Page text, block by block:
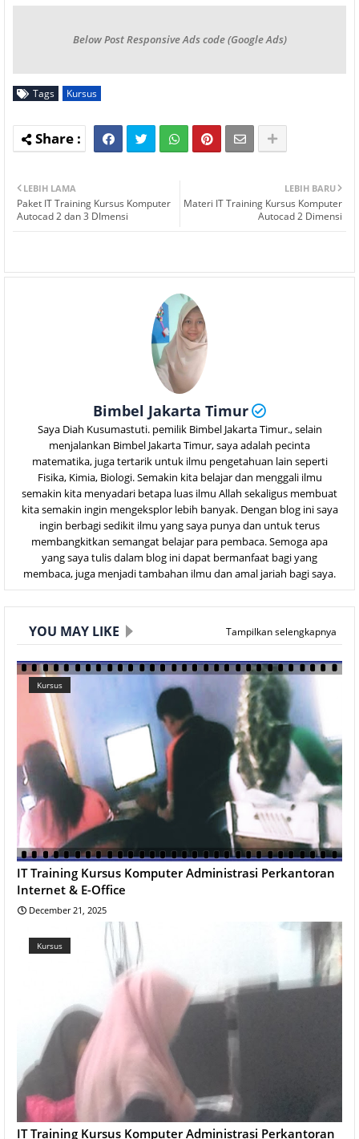
Below Post Responsive Ads code (Google Ads)
Tags Kursus
LEBIH BARU
Materi IT Training Kursus Komputer
Autocad 2 Dimensi
LEBIH LAMA
Paket IT Training Kursus Komputer
Autocad 2 dan 3 DImensi
Bimbel Jakarta Timur
Saya Diah Kusumastuti. pemilik Bimbel Jakarta Timur., selain
menjalankan Bimbel Jakarta Timur, saya adalah pecinta
matematika, juga tertarik untuk ilmu pengetahuan lain seperti
Fisika, Kimia, Biologi. Semakin kita belajar dan menggali ilmu
semakin kita menyadari betapa luas ilmu Allah sekaligus membuat
kita semakin ingin mengeksplor lebih banyak. Dengan blog ini saya
ingin berbagi sedikit ilmu yang saya punya dan untuk terus
membangkitkan semangat belajar para pembaca. Semoga apa
yang saya tulis dalam blog ini dapat bermanfaat bagi yang
membaca, juga menjadi tambahan ilmu dan amal jariah bagi saya.
YOU MAY LIKE Tampilkan selengkapnya
Kursus
IT Training Kursus Komputer Administrasi Perkantoran
Internet & E-Office
December 21, 2025
Kursus
IT Training Kursus Komputer Administrasi Perkantoran